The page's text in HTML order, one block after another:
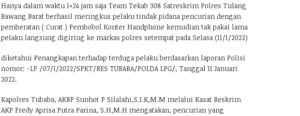
Hanya dalam waktu 1×24 jam saja Team Tekab 308 Satreskrim Polres Tulang
Bawang Barat berhasil meringkus pelaku tindak pidana pencurian dengan
pemberatan ( Curat ) Pembobol Konter Handphone kemudian tak pakai lama
pelaku langsung digiring ke markas polres setempat pada Selasa (11/1/2022)
diketahui Penangkapan terhadap terduga pelaku berdasarkan laporan Polisi
nomor: -LP /07/I/2022/SPKT/RES TUBABA/POLDA LPG/, Tanggal 11 Januari
2022.
Kapolres Tubaba, AKBP Sunhot P Silalahi,S.I.K,M.M melalui Kasat Reskrim
AKP Fredy Aprisa Putra Parina, S.H,M.H mengatakan, pencurian yang